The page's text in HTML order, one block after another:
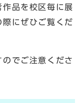
品を校区毎に展
にぜひご覧くだ
でご注意くださ